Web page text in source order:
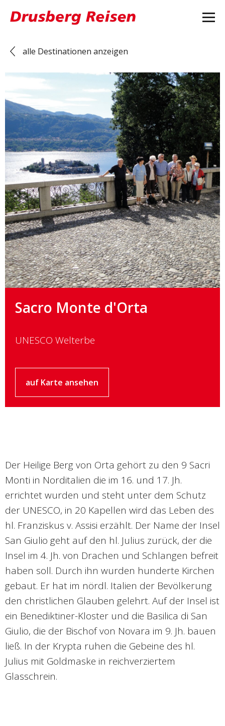
alle Destinationen anzeigen
Sacro Monte d'Orta
UNESCO Welterbe
auf Karte ansehen
Der Heilige Berg von Orta gehört zu den 9 Sacri
Monti in Norditalien die im 16. und 17. Jh.
errichtet wurden und steht unter dem Schutz
der UNESCO, in 20 Kapellen wird das Leben des
hl. Franziskus v. Assisi erzählt. Der Name der Insel
San Giulio geht auf den hl. Julius zurück, der die
Insel im 4. Jh. von Drachen und Schlangen befreit
haben soll. Durch ihn wurden hunderte Kirchen
gebaut. Er hat im nördl. Italien der Bevölkerung
den christlichen Glauben gelehrt. Auf der Insel ist
ein Benediktiner-Kloster und die Basilica di San
Giulio, die der Bischof von Novara im 9. Jh. bauen
ließ. In der Krypta ruhen die Gebeine des hl.
Julius mit Goldmaske in reichverziertem
Glasschrein.